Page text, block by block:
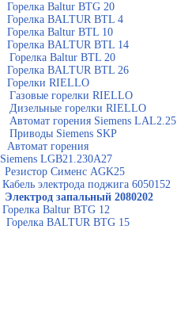
Горелка Baltur BTG 20
Горелка BALTUR BTL 4
Горелка Baltur BTL 10
Горелка BALTUR BTL 14
Горелка Baltur BTL 20
Горелка BALTUR BTL 26
Горелки RIELLO
Газовые горелки RIELLO
Дизельные горелки RIELLO
Автомат горения Siemens LAL2.25
Приводы Siemens SKP
Автомат горения
Siemens LGB21.230A27
Резистор Сименс AGK25
Кабель электрода поджига 6050152
Электрод запальный 2080202
Горелка Baltur BTG 12
Горелка BALTUR BTG 15